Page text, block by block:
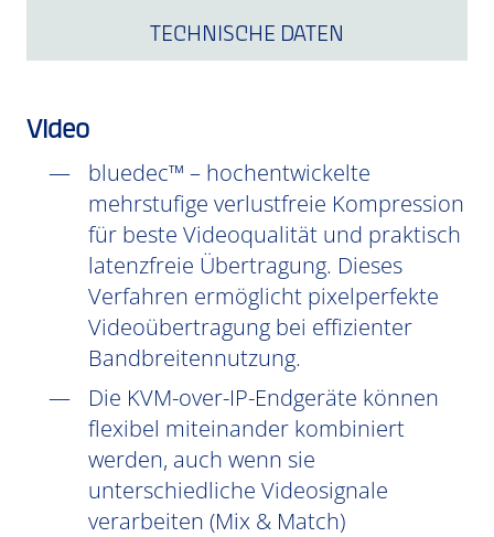
TECHNISCHE DATEN
Video
bluedec™ – hochentwickelte
mehrstufige verlustfreie Kompression
für beste Videoqualität und praktisch
latenzfreie Übertragung. Dieses
Verfahren ermöglicht pixelperfekte
Videoübertragung bei effizienter
Bandbreitennutzung.
Die KVM-over-IP-Endgeräte können
flexibel miteinander kombiniert
werden, auch wenn sie
unterschiedliche Videosignale
verarbeiten (Mix & Match)